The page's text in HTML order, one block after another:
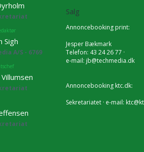
Sigh
A/S - 6769
Salg
Annoncebooking print:
Jesper Bækmark
Telefon: 43 24 26 77 ·
e-mail: jb@techmedia.dk
Annoncebooking ktc.dk:
Sekretariatet · e-mail: